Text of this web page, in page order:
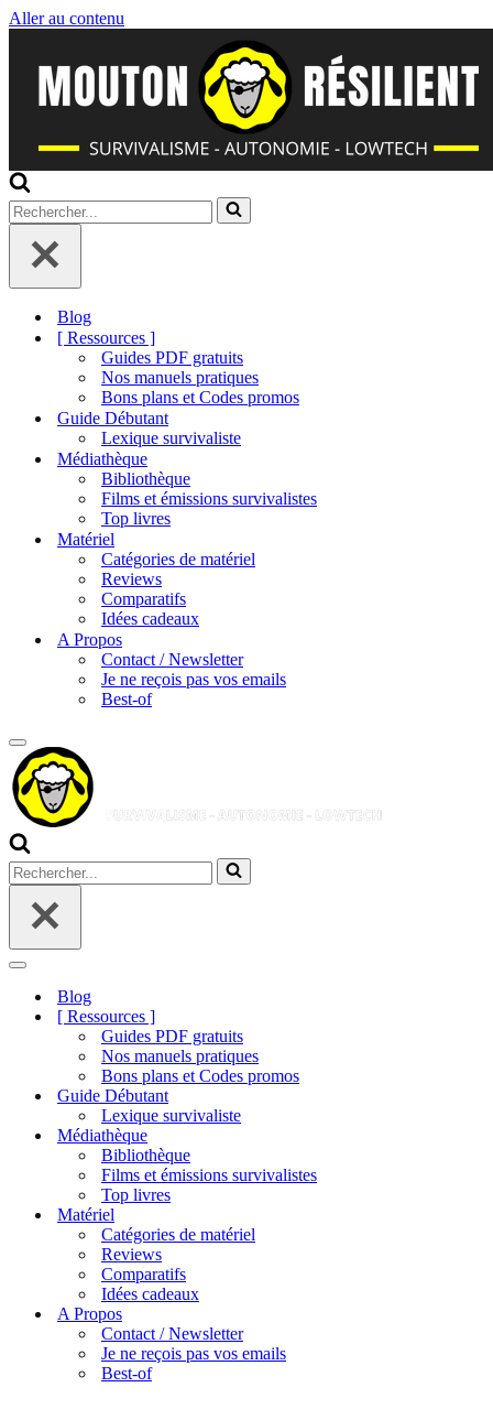
Aller au contenu
Rechercher...
Blog
[ Ressources ]
Guides PDF gratuits
Nos manuels pratiques
Bons plans et Codes promos
Guide Débutant
Lexique survivaliste
Médiathèque
Bibliothèque
Films et émissions survivalistes
Top livres
Matériel
Catégories de matériel
Reviews
Comparatifs
Idées cadeaux
A Propos
Contact / Newsletter
Je ne reçois pas vos emails
Best-of
Menu
de
navigation
Rechercher...
Menu
navigation
Blog
[ Ressources ]
Guides PDF gratuits
Nos manuels pratiques
Bons plans et Codes promos
Guide Débutant
Lexique survivaliste
Médiathèque
Bibliothèque
Films et émissions survivalistes
Top livres
Matériel
Catégories de matériel
Reviews
Comparatifs
Idées cadeaux
A Propos
Contact / Newsletter
Je ne reçois pas vos emails
Best-of